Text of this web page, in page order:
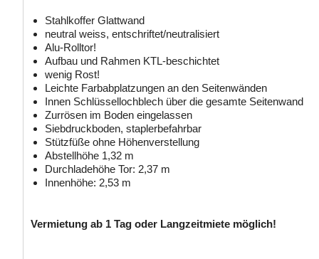
Stahlkoffer Glattwand
neutral weiss, entschriftet/neutralisiert
Alu-Rolltor!
Aufbau und Rahmen KTL-beschichtet
wenig Rost!
Leichte Farbabplatzungen an den Seitenwänden
Innen Schlüssellochblech über die gesamte Seitenwand
Zurrösen im Boden eingelassen
Siebdruckboden, staplerbefahrbar
Stützfüße ohne Höhenverstellung
Abstellhöhe 1,32 m
Durchladehöhe Tor: 2,37 m
Innenhöhe: 2,53 m
Vermietung ab 1 Tag oder Langzeitmiete möglich!